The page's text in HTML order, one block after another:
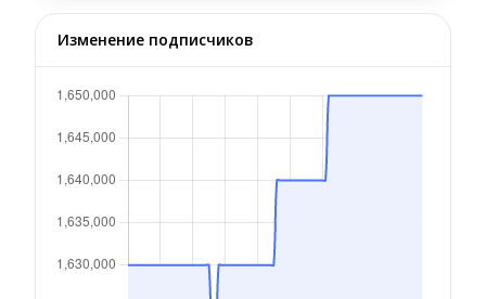
Изменение подписчиков